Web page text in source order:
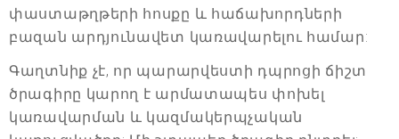
փաստաթղթերի հոսքը և հաճախորդների
բազան արդյունավետ կառավարելու համար:
Գաղտնիք չէ, որ պարարվեստի դպրոցի ճիշտ
ծրագիրը կարող է արմատապես փոխել
կառավարման և կազմակերպչական